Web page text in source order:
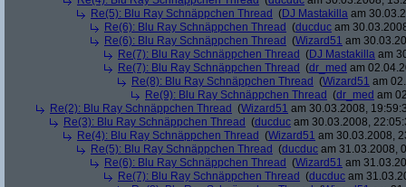
Re(5): Blu Ray Schnäppchen Thread (DJ Mastakilla am
Re(6): Blu Ray Schnäppchen Thread (ducduc am
Re(6): Blu Ray Schnäppchen Thread (Wizard51 am
Re(7): Blu Ray Schnäppchen Thread (DJ Mastakilla am
Re(7): Blu Ray Schnäppchen Thread (dr_med am
Re(8): Blu Ray Schnäppchen Thread (Wizard51 am
Re(9): Blu Ray Schnäppchen Thread (dr_med am
Re(2): Blu Ray Schnäppchen Thread (Wizard51 am 30.03.2008,
Re(3): Blu Ray Schnäppchen Thread (ducduc am 30.03.2008,
Re(4): Blu Ray Schnäppchen Thread (Wizard51 am 30.03.2008,
Re(5): Blu Ray Schnäppchen Thread (ducduc am 31.03.2008,
Re(6): Blu Ray Schnäppchen Thread (Wizard51 am
Re(7): Blu Ray Schnäppchen Thread (ducduc am